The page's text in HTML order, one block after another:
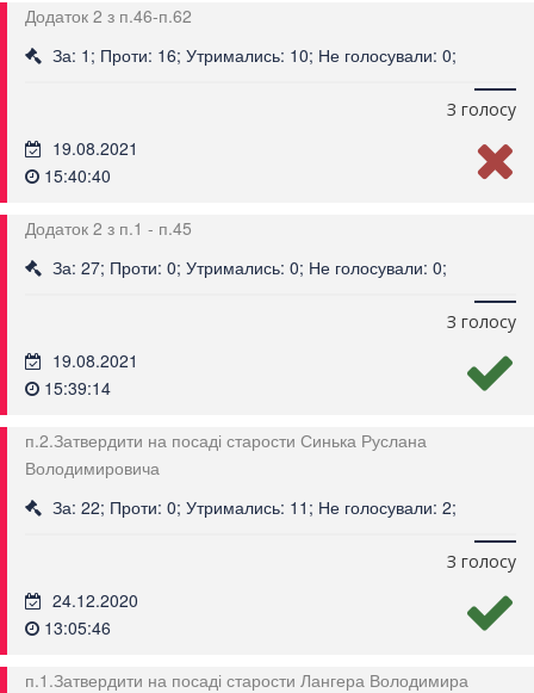
Додаток 2 з п.46-п.62
За: 1; Проти: 16; Утримались: 10; Не голосували: 0;
З голосу
19.08.2021
15:40:40
Додаток 2 з п.1 - п.45
За: 27; Проти: 0; Утримались: 0; Не голосували: 0;
З голосу
19.08.2021
15:39:14
п.2.Затвердити на посаді старости Синька Руслана
Володимировича
За: 22; Проти: 0; Утримались: 11; Не голосували: 2;
З голосу
24.12.2020
13:05:46
п.1.Затвердити на посаді старости Лангера Володимира